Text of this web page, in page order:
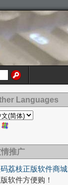
Languages
推广
荔枝正版软件商城
软件方便购！